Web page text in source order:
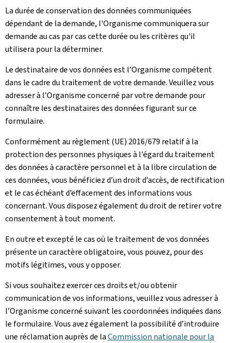
La durée de conservation des données communiquées
dépendant de la demande, l'Organisme communiquera sur
demande au cas par cas cette durée ou les critères qu'il
utilisera pour la déterminer.
Le destinataire de vos données est l’Organisme compétent
dans le cadre du traitement de votre demande. Veuillez vous
adresser à l’Organisme concerné par votre demande pour
connaître les destinataires des données figurant sur ce
formulaire.
Conformément au règlement (UE) 2016/679 relatif à la
protection des personnes physiques à l'égard du traitement
des données à caractère personnel et à la libre circulation de
ces données, vous bénéficiez d’un droit d’accès, de rectification
et le cas échéant d’effacement des informations vous
concernant. Vous disposez également du droit de retirer votre
consentement à tout moment.
En outre et excepté le cas où le traitement de vos données
présente un caractère obligatoire, vous pouvez, pour des
motifs légitimes, vous y opposer.
Si vous souhaitez exercer ces droits et/ou obtenir
communication de vos informations, veuillez vous adresser à
l’Organisme concerné suivant les coordonnées indiquées dans
le formulaire. Vous avez également la possibilité d’introduire
une réclamation auprès de laCommission nationale pour la